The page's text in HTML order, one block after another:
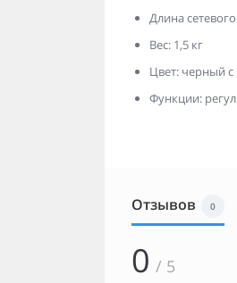
Длина
Вес: 1,5 кг
Цвет: черный
Функции:
Отзывов 0
0 / 5